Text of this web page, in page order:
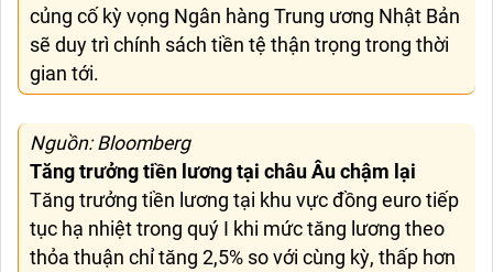
củng cố kỳ vọng Ngân hàng Trung ương Nhật Bản
sẽ duy trì chính sách tiền tệ thận trọng trong thời
gian tới.
Nguồn: Bloomberg
Tăng trưởng tiền lương tại châu Âu chậm lại
Tăng trưởng tiền lương tại khu vực đồng euro tiếp
tục hạ nhiệt trong quý I khi mức tăng lương theo
thỏa thuận chỉ tăng 2,5% so với cùng kỳ, thấp hơn